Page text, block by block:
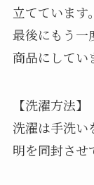
立てています。
最後にもう一
商品にしてい
【洗濯方法】
洗濯は手洗い
明を同封させ